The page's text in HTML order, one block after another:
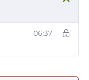
06:37